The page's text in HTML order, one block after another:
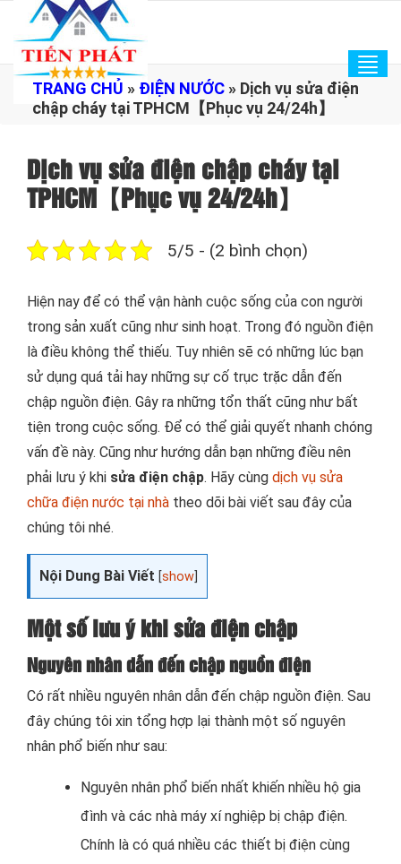
TRANG CHỦ » ĐIỆN NƯỚC » Dịch vụ sửa điện
chập cháy tại TPHCM【Phục vụ 24/24h】
Dịch vụ sửa điện chập cháy tại
TPHCM【Phục vụ 24/24h】
5/5 - (2 bình chọn)
Hiện nay để có thể vận hành cuộc sống của con người
trong sản xuất cũng như sinh hoạt. Trong đó nguồn điện
là điều không thể thiếu. Tuy nhiên sẽ có những lúc bạn
sử dụng quá tải hay những sự cố trục trặc dẫn đến
chập nguồn điện. Gây ra những tổn thất cũng như bất
tiện trong cuộc sống. Để có thể giải quyết nhanh chóng
vấn đề này. Cũng như hướng dẫn bạn những điều nên
phải lưu ý khi sửa điện chập. Hãy cùng dịch vụ sửa
chữa điện nước tại nhà theo dõi bài viết sau đây của
chúng tôi nhé.
Nội Dung Bài Viết [show
Một số lưu ý khi sửa điện chập
Nguyên nhân dẫn đến chập nguồn điện
Có rất nhiều nguyên nhân dẫn đến chập nguồn điện. Sau
đây chúng tôi xin tổng hợp lại thành một số nguyên
nhân phổ biến như sau:
Nguyên nhân phổ biến nhất khiến nhiều hộ gia
đình và các nhà máy xí nghiệp bị chập điện.
Chính là có quá nhiều các thiết bị điện cùng